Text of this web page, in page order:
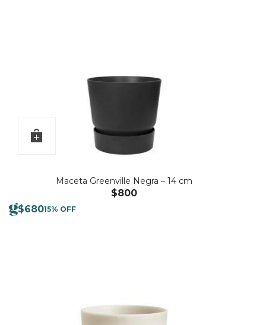
Maceta Greenville Negra – 14 cm
$800
$68015% OFF